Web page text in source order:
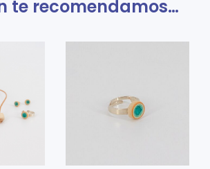
te recomendamos…